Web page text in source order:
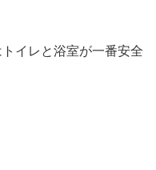
イレと浴室が一番安全